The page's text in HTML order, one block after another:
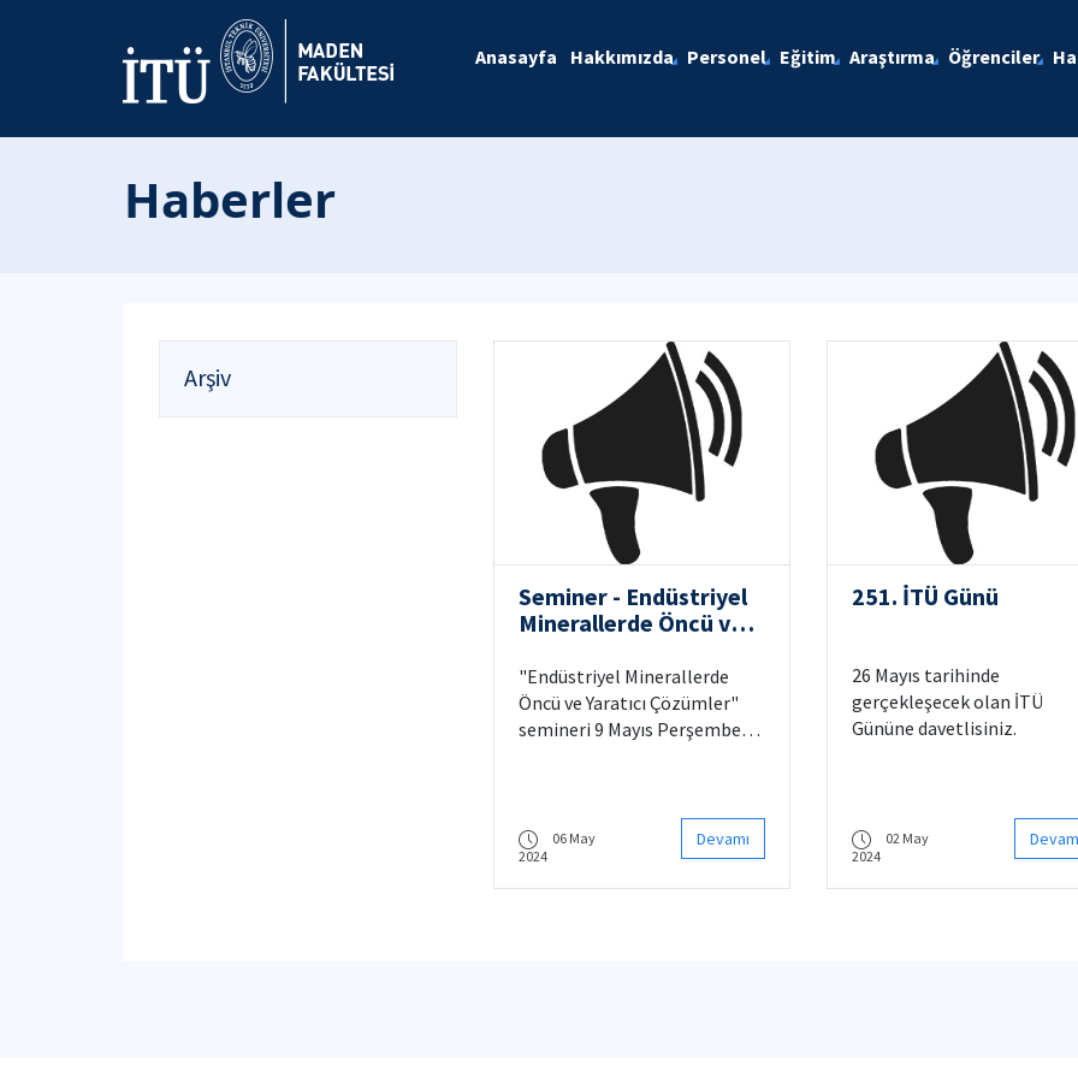
Anasayfa Hakkımızda Personel Eğitim Araştırma Öğrenciler
Haberler
Arşiv
Seminer - Endüstriyel
Minerallerde Öncü ve
"Endüstriyel Minerallerde
Öncü ve Yaratıcı Çözümler"
semineri 9 Mayıs Perşembe
06 May
2024
Devamı
251. İTÜ Günü
26 Mayıs tarihinde
gerçekleşecek olan İTÜ
Gününe davetlisiniz.
02 May
2024